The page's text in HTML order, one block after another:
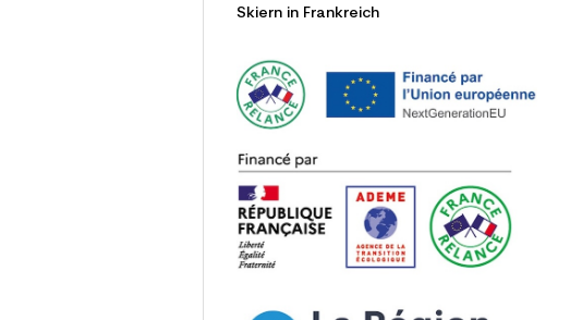
Skiern in Frankreich